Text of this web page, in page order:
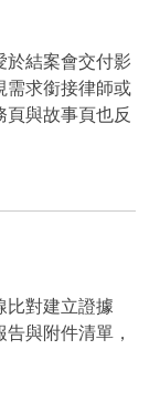
於結案會交付影
需求銜接律師或
與故事頁也反
比對建立證據
與附件清單，